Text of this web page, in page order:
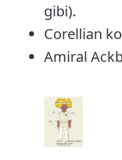
gibi).
Corellian
Amiral